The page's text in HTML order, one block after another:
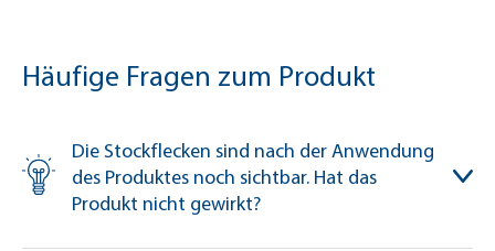
Küchenbereich ist es ideal, insbesondere zur
Unser MELLERUD Schimmel Entferner wirkt dort
desinfizierend und entfernt auch Biofilme um
Armaturen und Wasserabläufe. Er beseitigt
Häufige Fragen zum Produkt
Die Stockflecken sind nach der Anwendung
des Produktes noch sichtbar. Hat das
Produkt nicht gewirkt?